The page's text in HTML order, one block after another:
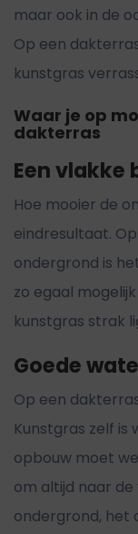
maar ook in de
Op een
kunstgras
Waar je op
dakterras
Een
Hoe mooier de
eindresultaat.
ondergrond is
zo egaal
kunstgras strak
Goede
Op een
Kunstgras zelf
opbouw moet
om altijd naar de
ondergrond, het